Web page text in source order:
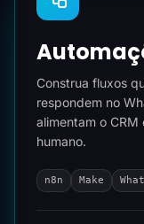
Construa fluxos
respondem no
alimentam o
humano.
n8n Make